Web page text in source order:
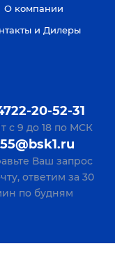
О компании
и Дилеры
20-52-31
с 9 до 18 по МСК
Ваш запрос
ответим за 30
по будням